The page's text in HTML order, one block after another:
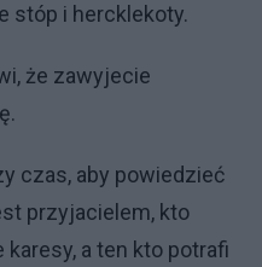
stóp i hercklekoty.
że zawyjecie
czas, aby powiedzieć
przyjacielem, kto
a ten kto potrafi